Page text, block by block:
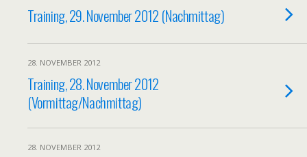
Training, 29. November 2012 (Nachmittag)
28. NOVEMBER 2012
Training, 28. November 2012
(Vormittag/Nachmittag)
28. NOVEMBER 2012